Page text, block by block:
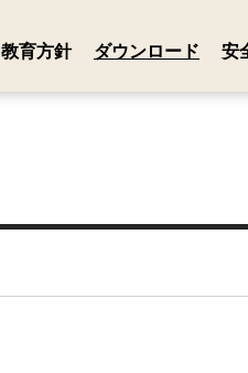
教育方針 ダウンロード 安